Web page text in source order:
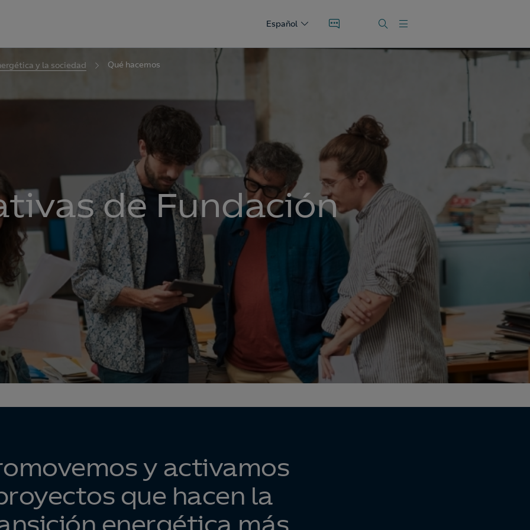
Español
y la sociedad Qué hacemos
de Fundación
y activamos
que hacen la